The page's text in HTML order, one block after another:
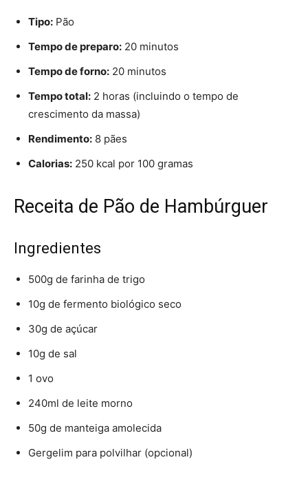
Tipo: Pão
Tempo de preparo: 20 minutos
Tempo de forno: 20 minutos
Tempo total: 2 horas (incluindo o tempo de
crescimento da massa)
Rendimento: 8 pães
Calorias: 250 kcal por 100 gramas
Receita de Pão de Hambúrguer
Ingredientes
500g de farinha de trigo
10g de fermento biológico seco
30g de açúcar
10g de sal
1 ovo
240ml de leite morno
50g de manteiga amolecida
Gergelim para polvilhar (opcional)